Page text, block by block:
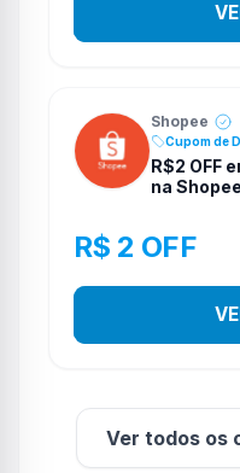
Shopee
Cupom de
R$2 OFF
na Shopee
R$ 2 OFF
Ver todos os